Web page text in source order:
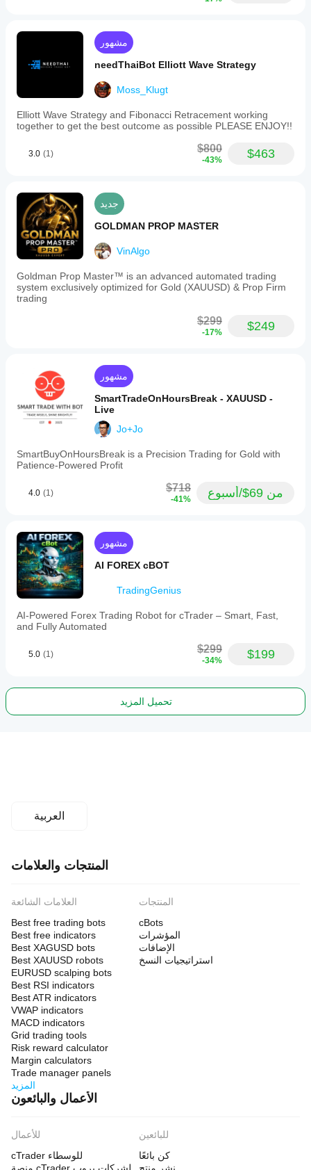
مشهور
needThaiBot Elliott Wave Strategy
Moss_Klugt
Elliott Wave Strategy and Fibonacci Retracement working
together to get the best outcome as possible PLEASE ENJOY!!
3.0 (1) $800
-43% $463
جديد
GOLDMAN PROP MASTER
VinAlgo
Goldman Prop Master™ is an advanced automated trading
system exclusively optimized for Gold (XAUUSD) & Prop Firm
trading
$299
-17% $249
مشهور
SmartTradeOnHoursBreak - XAUUSD -
Live
Jo+Jo
SmartBuyOnHoursBreak is a Precision Trading for Gold with
Patience-Powered Profit
4.0 (1) $718
-41% من 69$/أسبوع
مشهور
AI FOREX cBOT
TradingGenius
AI-Powered Forex Trading Robot for cTrader – Smart, Fast,
and Fully Automated
5.0 (1) $299
-34% $199
تحميل المزيد
العربية
المنتجات والعلامات
العلامات الشائعة
Best free trading bots
Best free indicators
Best XAGUSD bots
Best XAUUSD robots
EURUSD scalping bots
Best RSI indicators
Best ATR indicators
VWAP indicators
MACD indicators
Grid trading tools
Risk reward calculator
Margin calculators
Trade manager panels
المزيد
المنتجات
cBots
المؤشرات
الإضافات
استراتيجيات النسخ
الأعمال والبائعون
للأعمال
cTrader للوسطاء
للبائعين
كن بائعًا